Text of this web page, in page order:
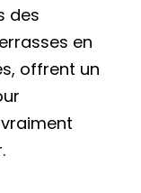
des
en
offrent un